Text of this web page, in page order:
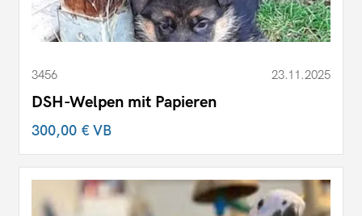
3456 23.11.2025
DSH-Welpen mit Papieren
300,00 €VB